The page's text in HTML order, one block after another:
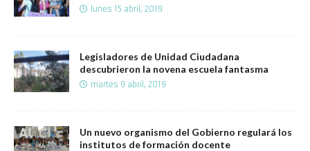
lunes 15 abril, 2019
Legisladores de Unidad Ciudadana
descubrieron la novena escuela fantasma
martes 9 abril, 2019
Un nuevo organismo del Gobierno regulará los
institutos de formación docente